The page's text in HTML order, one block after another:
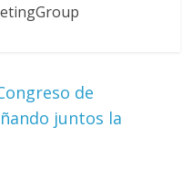
de
juntos la